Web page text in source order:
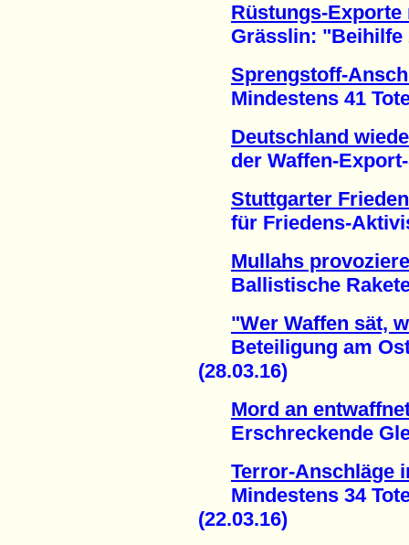
Rüstungs-Exporte
Grässlin: "Beihilfe
Sprengstoff-
Mindestens 41 Tote
Deutschland
der Waffen-Export-
Stuttgarter
für Friedens-
Mullahs
Ballistische
"Wer Waffen sät,
Beteiligung am
(28.03.16)
Mord an
Erschreckende
Terror-Anschläge
Mindestens 34 Tote
(22.03.16)